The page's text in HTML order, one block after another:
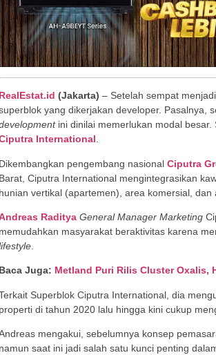
RealEstat.id (Jakarta) – Setelah sempat
yang dikerjakan developer. Pasalnya,
ini dinilai memerlukan modal besar.
International.
Dikembangkan pengembang nasional Ciputra
Barat, Ciputra International mengintegrasikan
hunian vertikal (apartemen), area komersial,
Raditya General Manager Marketing
memudahkan masyarakat beraktivitas karena
Baca Juga: Metland Puri Rilis Cluster Oxalis,
Superblok Ciputra International, dia
properti di tahun 2020 lalu hingga kini cukup
mengakui, sebelumnya konsep
namun saat ini jadi salah satu kunci penting